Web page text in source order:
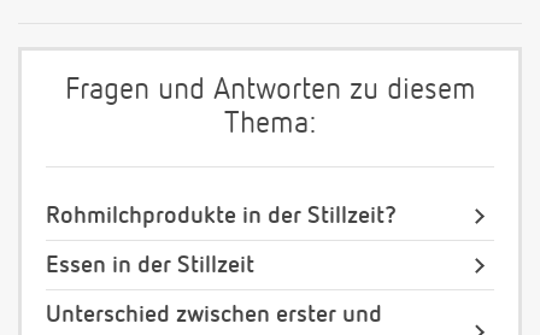
Fragen und Antworten zu diesem
Thema:
Rohmilchprodukte in der Stillzeit?
Essen in der Stillzeit
Unterschied zwischen erster und